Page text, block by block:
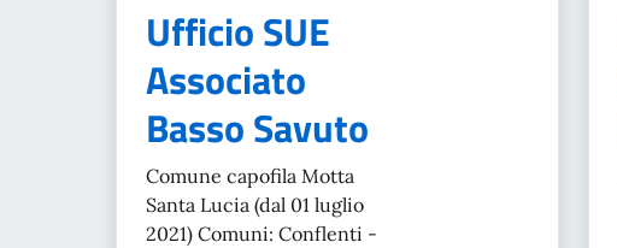
Ufficio SUE
Associato
Basso Savuto
Comune capofila Motta
Santa Lucia (dal 01 luglio
2021) Comuni: Conflenti -